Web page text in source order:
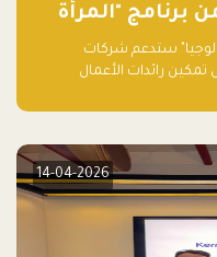
برنامج "المرأة
لعام 2026 في المملكة
ستدعم شركات
تمكين رائدات الأعمال
14-04-2026